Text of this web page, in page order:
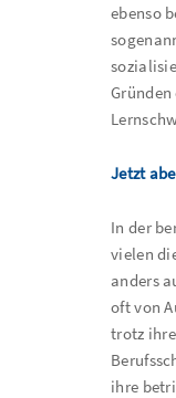
ebenso
Jetzt
In der
vielen
anders
oft von
trotz
ihre